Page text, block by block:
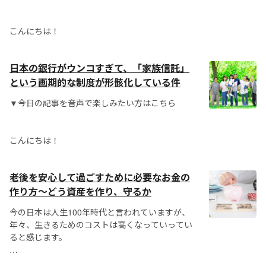
こんにちは！
日本の銀行がウンコすぎて、「家族信託」
という画期的な制度が形骸化している件
▼今日の記事を音声で楽しみたい方はこちら
こんにちは！
老後を安心して過ごすために必要なお金の
作り方〜どう資産を作り、守るか
今の日本は人生100年時代と言われていますが、
年々、生きるためのコストは高くなっていってい
ると感じます。